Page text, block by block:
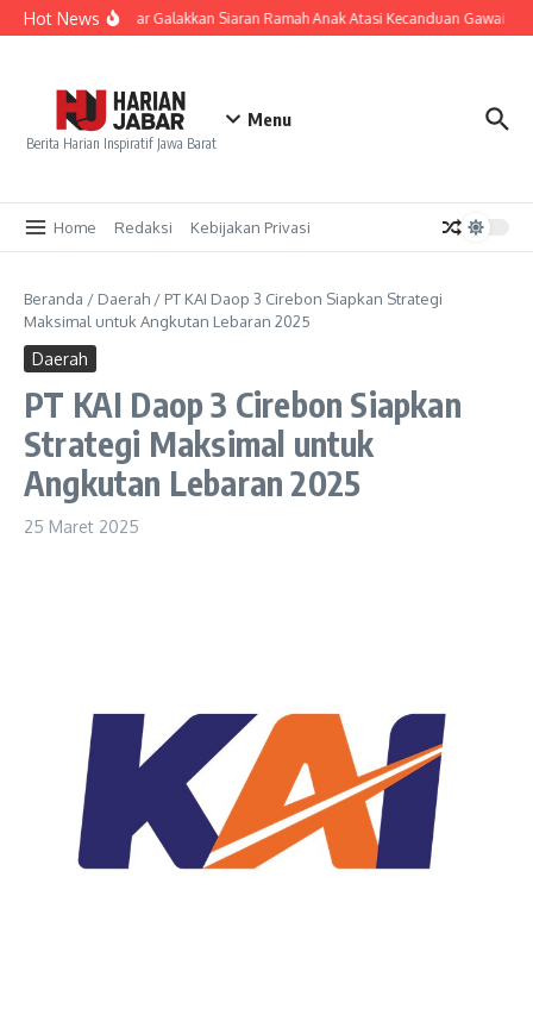
Lewati ke konten
Hot NewsKPID Jabar Galakkan Siaran Ramah Anak Atasi Kecanduan Gawai Gen
Berita Harian Inspiratif Jawa Barat
Menu
Home Redaksi Kebijakan Privasi
Beranda / Daerah / PT KAI Daop 3 Cirebon Siapkan Strategi
Maksimal untuk Angkutan Lebaran 2025
Daerah
PT KAI Daop 3 Cirebon Siapkan
Strategi Maksimal untuk
Angkutan Lebaran 2025
25 Maret 2025